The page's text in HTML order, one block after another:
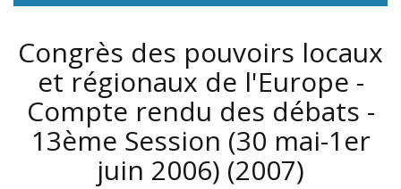
Congrès des pouvoirs locaux
et régionaux de l'Europe -
Compte rendu des débats -
13ème Session (30 mai-1er
juin 2006) (2007)